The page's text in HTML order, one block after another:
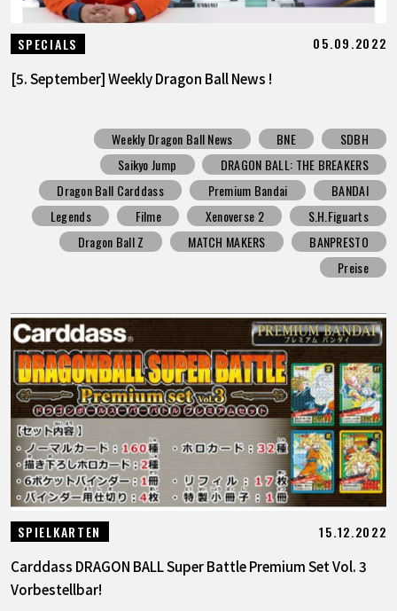
SPECIALS 05.09.2022
[5. September] Weekly Dragon Ball News !
Weekly Dragon Ball News BNE
SDBH
Saikyo Jump
DRAGON BALL: THE BREAKERS
Dragon Ball Carddass
Premium Bandai
BANDAI
Legends
Filme Xenoverse 2
S.H.Figuarts
Dragon Ball Z
MATCH MAKERS
BANPRESTO
Preise
SPIELKARTEN 15.12.2022
Carddass DRAGON BALL Super Battle Premium Set Vol. 3
Vorbestellbar!